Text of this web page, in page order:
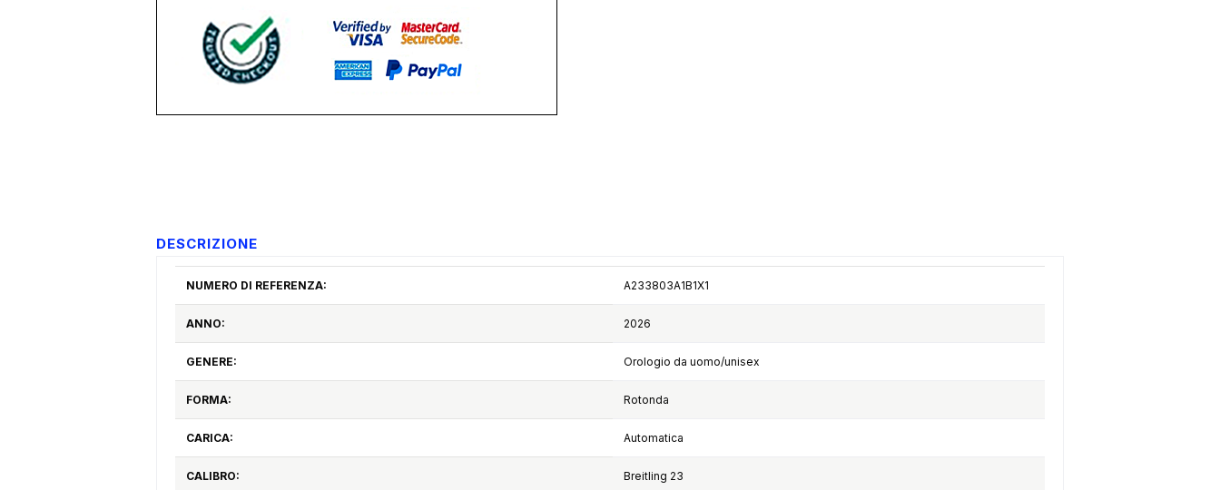
DESCRIZIONE
NUMERO DI REFERENZA: A233803A1B1X1
ANNO: 2026
GENERE: Orologio da uomo/unisex
FORMA: Rotonda
CARICA: Automatica
CALIBRO: Breitling 23